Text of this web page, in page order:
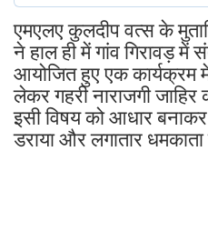
एमएलए कुलदीप वत्स के
ने हाल ही में गांव गिरावड़ में
आयोजित हुए एक कार्यक्रम
लेकर गहरी नाराजगी
इसी विषय को आधार
डराया और लगातार धमकाता